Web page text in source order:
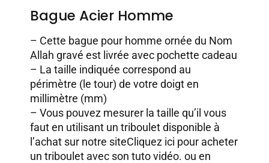
Bague Acier Homme
– Cette bague pour homme ornée du Nom
Allah gravé est livrée avec pochette cadeau
– La taille indiquée correspond au
périmètre (le tour) de votre doigt en
millimètre (mm)
– Vous pouvez mesurer la taille qu’il vous
faut en utilisant un triboulet disponible à
l’achat sur notre siteCliquez ici pour acheter
un triboulet avec son tuto vidéo. ou en